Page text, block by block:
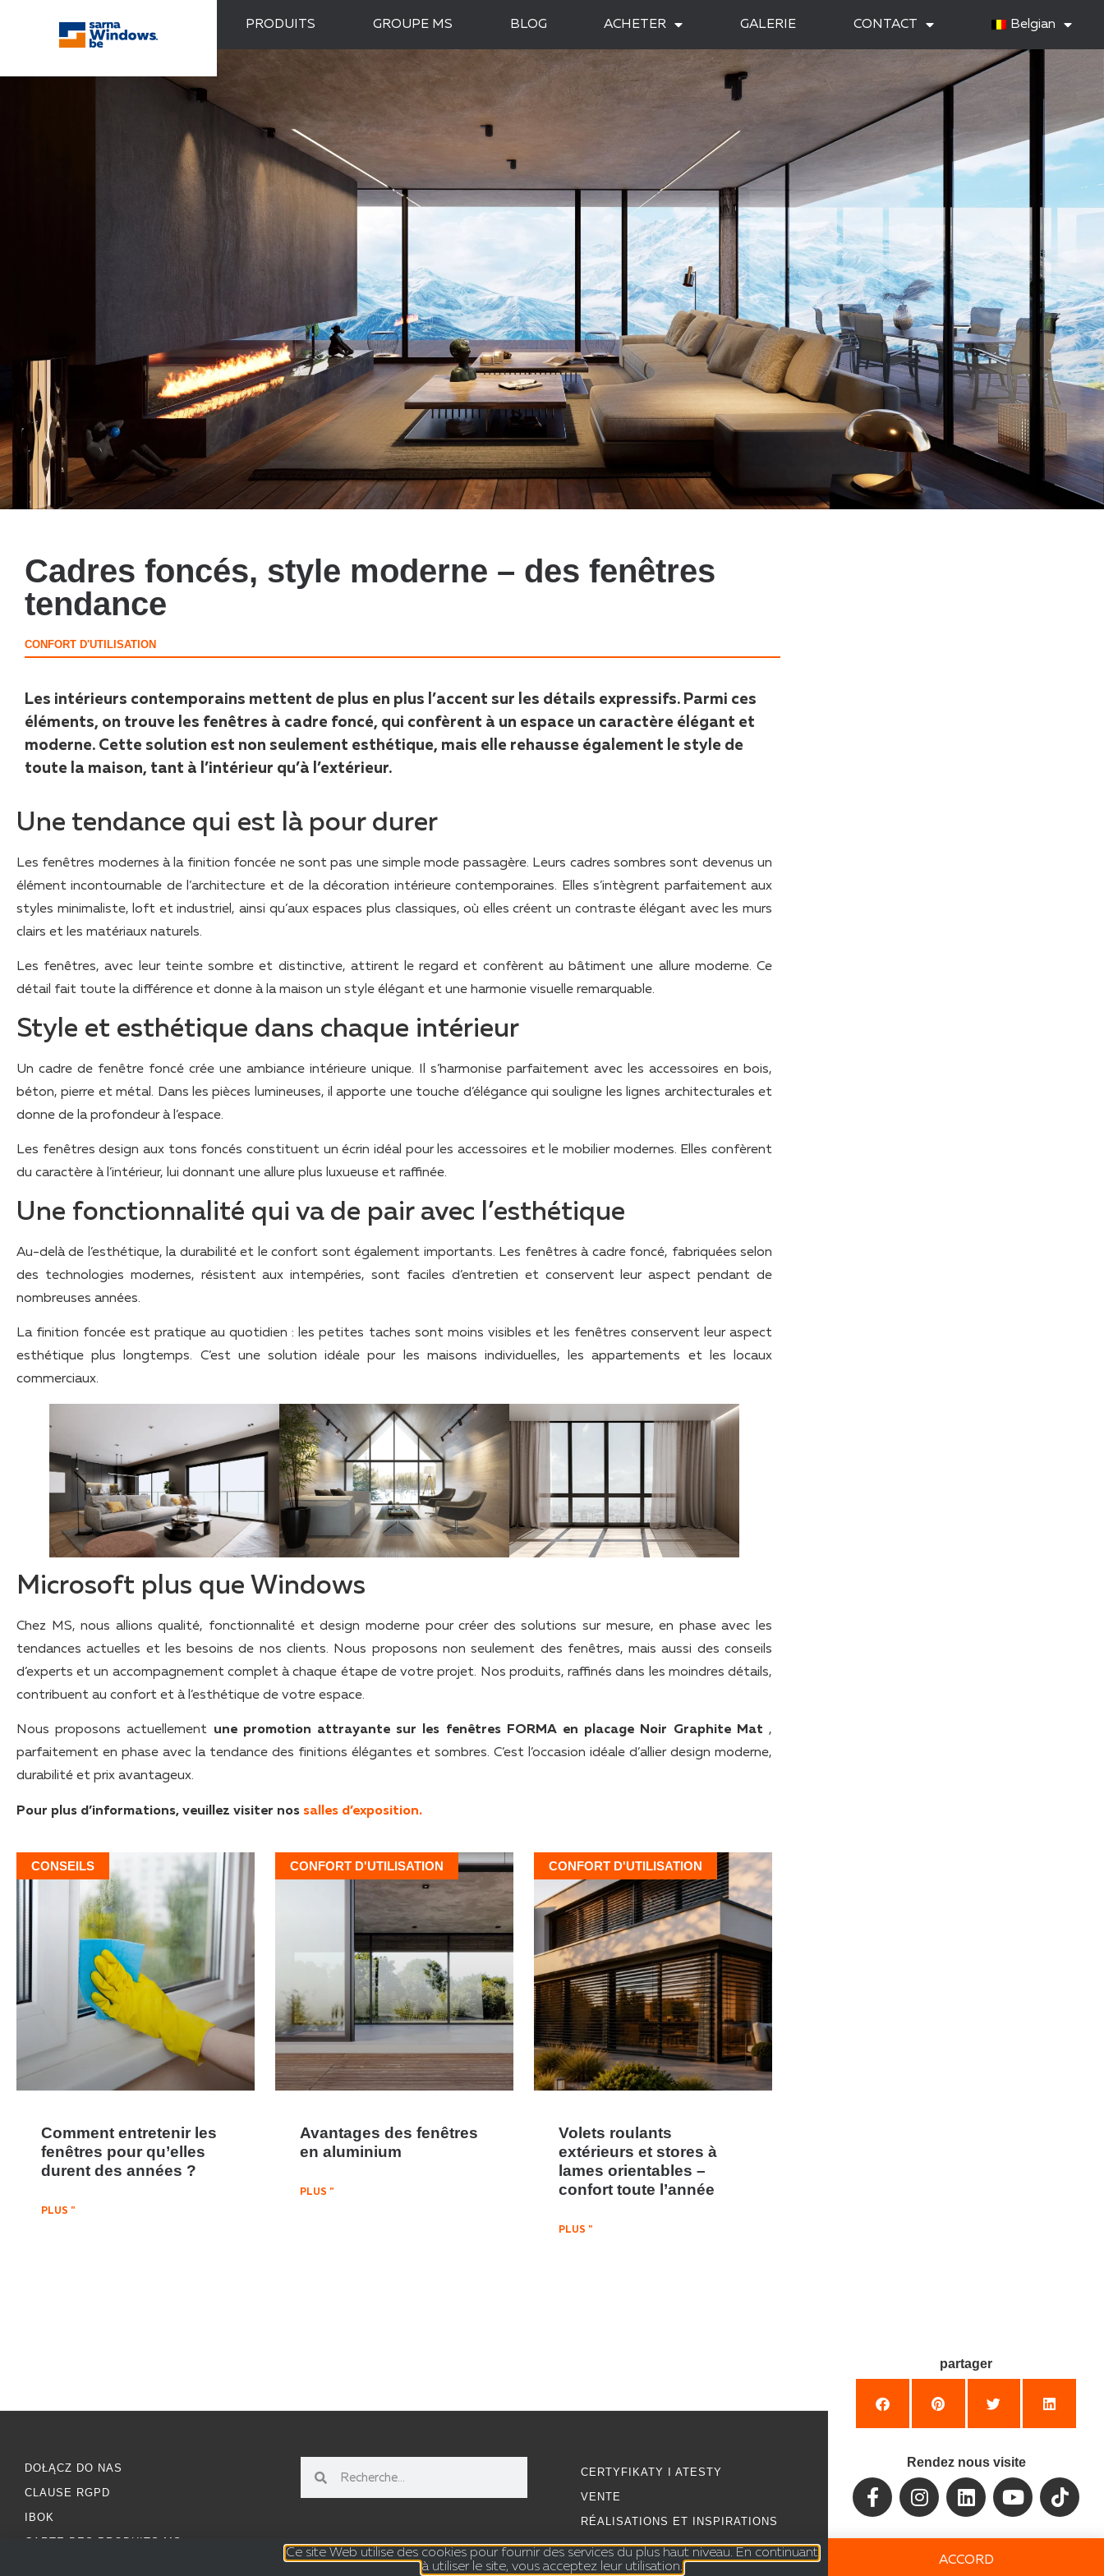
PRODUITS GROUPE MS BLOG ACHETER GALERIE CONTACT Belgian
Cadres foncés, style moderne – des fenêtres
tendance
CONFORT D'UTILISATION
Les intérieurs contemporains mettent de plus en plus l’accent sur les détails expressifs. Parmi ces
éléments, on trouve les fenêtres à cadre foncé, qui confèrent à un espace un caractère élégant et
moderne. Cette solution est non seulement esthétique, mais elle rehausse également le style de
toute la maison, tant à l’intérieur qu’à l’extérieur.
Une tendance qui est là pour durer
Les fenêtres modernes à la finition foncée ne sont pas une simple mode passagère. Leurs cadres sombres sont devenus un
élément incontournable de l’architecture et de la décoration intérieure contemporaines. Elles s’intègrent parfaitement aux
styles minimaliste, loft et industriel, ainsi qu’aux espaces plus classiques, où elles créent un contraste élégant avec les murs
clairs et les matériaux naturels.
Les fenêtres, avec leur teinte sombre et distinctive, attirent le regard et confèrent au bâtiment une allure moderne. Ce
détail fait toute la différence et donne à la maison un style élégant et une harmonie visuelle remarquable.
Style et esthétique dans chaque intérieur
Un cadre de fenêtre foncé crée une ambiance intérieure unique. Il s’harmonise parfaitement avec les accessoires en bois,
béton, pierre et métal. Dans les pièces lumineuses, il apporte une touche d’élégance qui souligne les lignes architecturales et
donne de la profondeur à l’espace.
Les fenêtres design aux tons foncés constituent un écrin idéal pour les accessoires et le mobilier modernes. Elles confèrent
du caractère à l’intérieur, lui donnant une allure plus luxueuse et raffinée.
Une fonctionnalité qui va de pair avec l’esthétique
Au-delà de l’esthétique, la durabilité et le confort sont également importants. Les fenêtres à cadre foncé, fabriquées selon
des technologies modernes, résistent aux intempéries, sont faciles d’entretien et conservent leur aspect pendant de
nombreuses années.
La finition foncée est pratique au quotidien : les petites taches sont moins visibles et les fenêtres conservent leur aspect
esthétique plus longtemps. C’est une solution idéale pour les maisons individuelles, les appartements et les locaux
commerciaux.
Microsoft plus que Windows
Chez MS, nous allions qualité, fonctionnalité et design moderne pour créer des solutions sur mesure, en phase avec les
tendances actuelles et les besoins de nos clients. Nous proposons non seulement des fenêtres, mais aussi des conseils
d’experts et un accompagnement complet à chaque étape de votre projet. Nos produits, raffinés dans les moindres détails,
contribuent au confort et à l’esthétique de votre espace.
Nous proposons actuellement une promotion attrayante sur les fenêtres FORMA en placage Noir Graphite Mat ,
parfaitement en phase avec la tendance des finitions élégantes et sombres. C’est l’occasion idéale d’allier design moderne,
durabilité et prix avantageux.
Pour plus d’informations, veuillez visiter nos salles d’exposition.
CONSEILS
Comment entretenir les
fenêtres pour qu’elles
durent des années ?
PLUS "
CONFORT D'UTILISATION
Avantages des fenêtres
en aluminium
PLUS "
CONFORT D'UTILISATION
Volets roulants
extérieurs et stores à
lames orientables –
confort toute l’année
PLUS "
DOŁĄCZ DO NAS
CLAUSE RGPD
IBOK
CARTE DES PRODUITS MS
CERTYFIKATY I ATESTY
VENTE
RÉALISATIONS ET INSPIRATIONS
partager
Rendez nous visite
Ce site Web utilise des cookies pour fournir des services du plus haut niveau. En continuant
à utiliser le site, vous acceptez leur utilisation.
ACCORD